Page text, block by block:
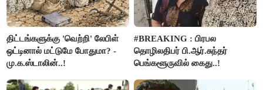
திட்டங்களுக்கு 'வெற்றி' லேபிள்
ஒட்டினால் மட்டுமே போதுமா? -
மு.க.ஸ்டாலின்..!
#BREAKING : பிரபல
தொழிலதிபர் பி.ஆர்.சுந்தர்
பெங்களூருவில் கைது..!